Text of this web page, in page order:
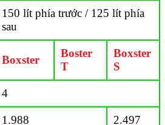
150 lít phía trước / 125 lít phía
sau
Boxster
Boster
T
Boxster
S
4
1.988 2.497